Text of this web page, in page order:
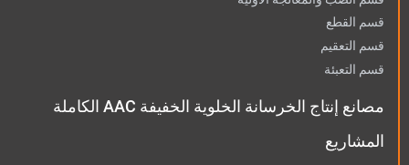
قسم القطع
قسم التعقيم
قسم التعبئة
مصانع إنتاج الخرسانة الخلوية الخفيفة AAC الكاملة
المشاريع